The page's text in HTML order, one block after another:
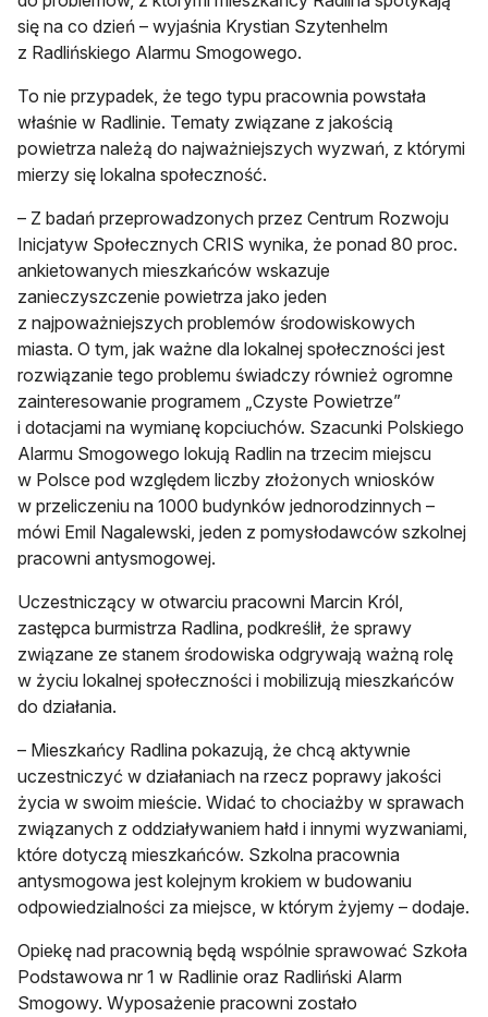
się na co dzień – wyjaśnia Krystian Szytenhelm
z Radlińskiego Alarmu Smogowego.
To nie przypadek, że tego typu pracownia powstała
właśnie w Radlinie. Tematy związane z jakością
powietrza należą do najważniejszych wyzwań, z którymi
mierzy się lokalna społeczność.
– Z badań przeprowadzonych przez Centrum Rozwoju
Inicjatyw Społecznych CRIS wynika, że ponad 80 proc.
ankietowanych mieszkańców wskazuje
zanieczyszczenie powietrza jako jeden
z najpoważniejszych problemów środowiskowych
miasta. O tym, jak ważne dla lokalnej społeczności jest
rozwiązanie tego problemu świadczy również ogromne
zainteresowanie programem „Czyste Powietrze”
i dotacjami na wymianę kopciuchów. Szacunki Polskiego
Alarmu Smogowego lokują Radlin na trzecim miejscu
w Polsce pod względem liczby złożonych wniosków
w przeliczeniu na 1000 budynków jednorodzinnych –
mówi Emil Nagalewski, jeden z pomysłodawców szkolnej
pracowni antysmogowej.
Uczestniczący w otwarciu pracowni Marcin Król,
zastępca burmistrza Radlina, podkreślił, że sprawy
związane ze stanem środowiska odgrywają ważną rolę
w życiu lokalnej społeczności i mobilizują mieszkańców
do działania.
– Mieszkańcy Radlina pokazują, że chcą aktywnie
uczestniczyć w działaniach na rzecz poprawy jakości
życia w swoim mieście. Widać to chociażby w sprawach
związanych z oddziaływaniem hałd i innymi wyzwaniami,
które dotyczą mieszkańców. Szkolna pracownia
antysmogowa jest kolejnym krokiem w budowaniu
odpowiedzialności za miejsce, w którym żyjemy – dodaje.
Opiekę nad pracownią będą wspólnie sprawować Szkoła
Podstawowa nr 1 w Radlinie oraz Radliński Alarm
Smogowy. Wyposażenie pracowni zostało